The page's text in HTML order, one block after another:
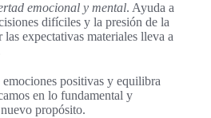
emocional y mental. Ayuda a
difíciles y la presión de la
expectativas materiales lleva a
positivas y equilibra
en lo fundamental y
propósito.